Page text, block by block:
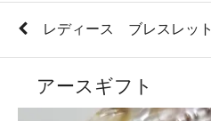
レディース ブレスレット
アースギフト